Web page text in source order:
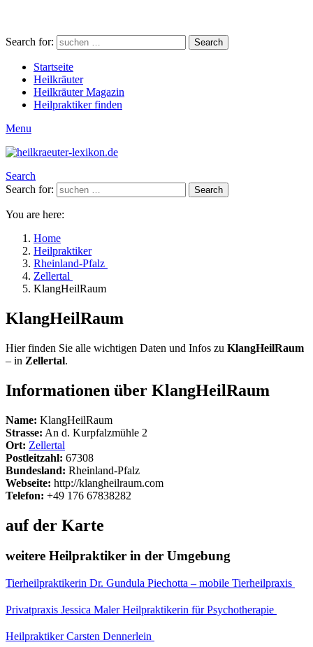
Search for: Search
Startseite
Heilkräuter
Heilkräuter Magazin
Heilpraktiker finden
Menu
Search
Search for:
Search
You are here:
Home
Heilpraktiker
Rheinland-Pfalz
Zellertal
KlangHeilRaum
KlangHeilRaum
Hier finden Sie alle wichtigen Daten und Infos zu KlangHeilRaum
– in Zellertal.
Informationen über KlangHeilRaum
Name: KlangHeilRaum
Strasse: An d. Kurpfalzmühle 2
Ort: Zellertal
Postleitzahl: 67308
Bundesland: Rheinland-Pfalz
Webseite: http://klangheilraum.com
Telefon: +49 176 67838282
auf der Karte
weitere Heilpraktiker in der Umgebung
Tierheilpraktikerin Dr. Gundula Piechotta – mobile Tierheilpraxis
Privatpraxis Jessica Maler Heilpraktikerin für Psychotherapie
Heilpraktiker Carsten Dennerlein